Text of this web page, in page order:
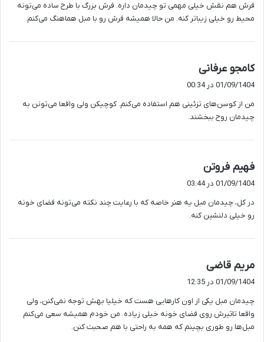
:
فرش هم نقش خیلی مهمی تو چیدمان داره. فرش بزرگ با طرح ساده می‌تونه
محیط رو خیلی زیباتر کنه. من حالا همیشه فرش رو با مبل هماهنگ می‌کنم.
کامجو عرفانی
ف
:
01/09/1404 در 00:34
من از کوسن‌های تزئینی هم استفاده می‌کنم. کوچیکن ولی واقعا می‌تونن به
چیدمان روح ببخشند.
فهیم فروتن
ف
:
01/09/1404 در 03:44
در کل، چیدمان مبل یه هنر خاصه که با رعایت چند نکته می‌تونه فضای خونه
رو خیلی دلنشین کنه.
مریم قاضی
ف
:
01/09/1404 در 12:35
چیدمان مبل یکی از اون کارهایی‌ هست که خیلیا بهش توجه نمی‌کنن، ولی
واقعا تاثیرش روی فضای خونه خیلی زیاده. من خودم همیشه سعی می‌کنم
مبل‌ها رو طوری بچینم که همه به راحتی با هم صحبت کنن.